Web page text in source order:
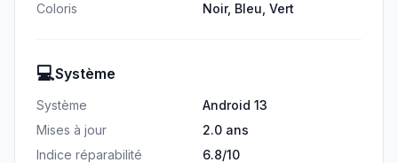
Coloris
Noir, Bleu, Vert
💻Système
Système
Android 13
Mises à jour
2.0 ans
Indice réparabilité
6.8/10